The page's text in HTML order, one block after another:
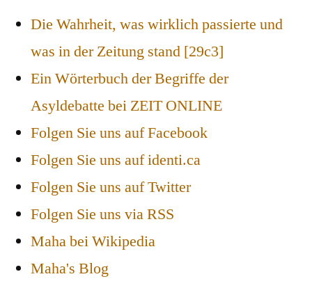
Die Wahrheit, was wirklich passierte und
was in der Zeitung stand [29c3]
Ein Wörterbuch der Begriffe der
Asyldebatte bei ZEIT ONLINE
Folgen Sie uns auf Facebook
Folgen Sie uns auf identi.ca
Folgen Sie uns auf Twitter
Folgen Sie uns via RSS
Maha bei Wikipedia
Maha's Blog